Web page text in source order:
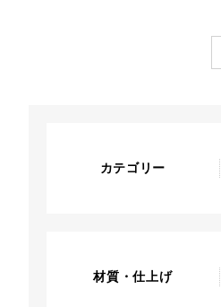
カテゴリー
材質・仕上げ